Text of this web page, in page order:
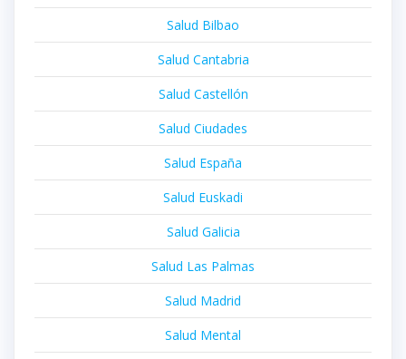
Salud Bilbao
Salud Cantabria
Salud Castellón
Salud Ciudades
Salud España
Salud Euskadi
Salud Galicia
Salud Las Palmas
Salud Madrid
Salud Mental